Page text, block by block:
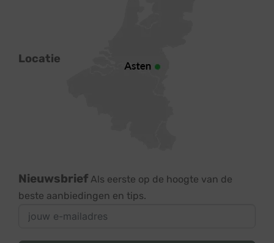
Locatie
Nieuwsbrief Als eerste op de hoogte van de
beste aanbiedingen en tips.